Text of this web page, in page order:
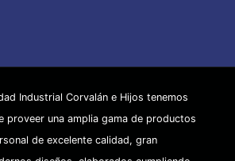
Industrial Corvalán e Hijos tenemos
proveer una amplia gama de productos
de excelente calidad, gran